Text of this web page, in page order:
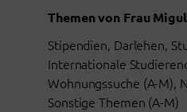
Themen von Frau
Stipendien, Darlehen,
Internationale
Wohnungssuche (A-M),
Sonstige Themen (A-M)